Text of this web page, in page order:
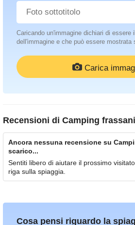
Caricando un'immagine dichiari di essere
dell'immagine e che può essere mostrata
Carica
Recensioni di Camping
Ancora nessuna recensione su
scarico...
Sentiti libero di aiutare il prossimo
riga sulla spiaggia.
Cosa pensi riguardo la